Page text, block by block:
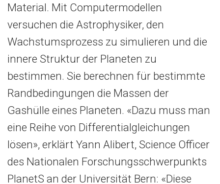
Material. Mit Computermodellen
versuchen die Astrophysiker, den
Wachstumsprozess zu simulieren und die
innere Struktur der Planeten zu
bestimmen. Sie berechnen für bestimmte
Randbedingungen die Massen der
Gashülle eines Planeten. «Dazu muss man
eine Reihe von Differentialgleichungen
lösen», erklärt Yann Alibert, Science Officer
des Nationalen Forschungsschwerpunkts
PlanetS an der Universität Bern: «Diese